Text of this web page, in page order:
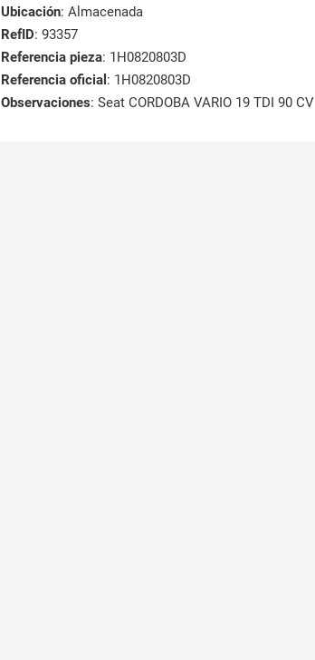
Ubicación: Almacenada
RefID: 93357
Referencia pieza: 1H0820803D
Referencia oficial : 1H0820803D
Observaciones: Seat CORDOBA VARIO 19 TDI 90 CV